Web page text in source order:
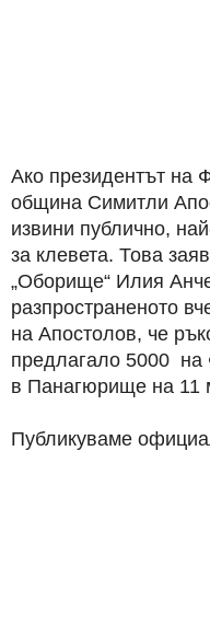
Ако президентът на
община Симитли
извини публично,
за клевета. Това
„Оборище“ Илия
разпространеното
на Апостолов, че
предлагало 5000 на
в Панагюрище на 11
Публикуваме